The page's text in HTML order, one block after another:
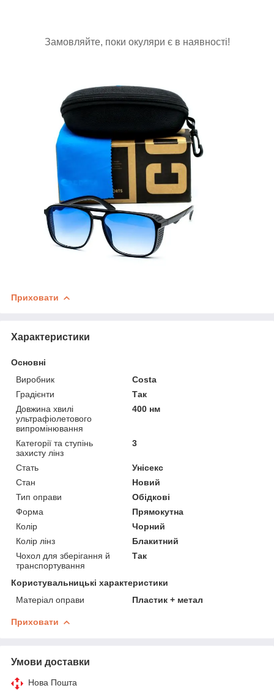
Замовляйте, поки окуляри є в наявності!
Приховати
Характеристики
Основні
Виробник
Costa
Градієнти
Так
Довжина хвилі
ультрафіолетового
випромінювання
400 нм
Категорії та ступінь
захисту лінз
3
Стать
Унісекс
Стан
Новий
Тип оправи
Обідкові
Форма
Прямокутна
Колір
Чорний
Колір лінз
Блакитний
Чохол для зберігання й
транспортування
Так
Користувальницькі характеристики
Матеріал оправи
Пластик + метал
Приховати
Умови доставки
Нова Пошта